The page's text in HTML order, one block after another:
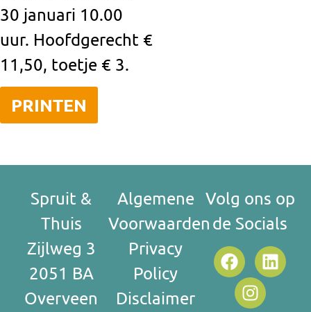
30 januari 10.00
uur. Hoofdgerecht €
11,50, toetje € 3.
PRINTEN
Spruit &
Thuis
Zijlweg 3
2051 BA
Overveen
Algemene
Voorwaarden
Privacy
Policy
Disclaimer
Volg ons op
de Socials